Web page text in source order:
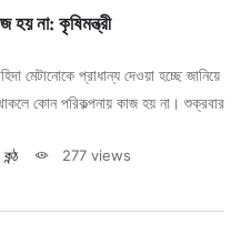
হয় না: কৃষিমন্ত্রী
মেটানোকে প্রাধান্য দেওয়া হচ্ছে জানিয়ে
থাকলে কোন পরিকল্পনায় কাজ হয় না। শুক্রবার
277 views